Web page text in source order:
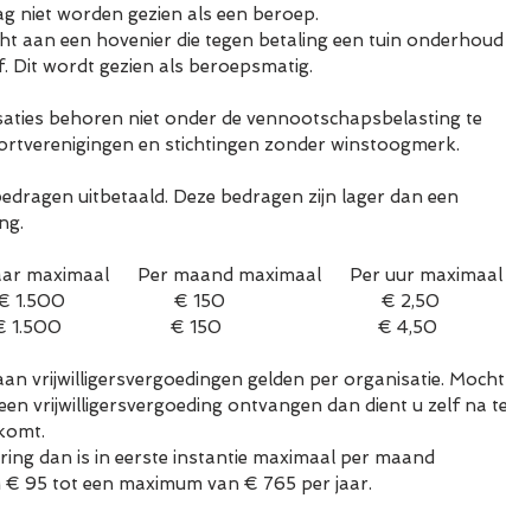
niet worden gezien als een beroep.
aan een hovenier die tegen betaling een tuin onderhoud
Dit wordt gezien als beroepsmatig.
behoren niet onder de vennootschapsbelasting te
sportverenigingen en stichtingen zonder winstoogmerk.
uitbetaald. Deze bedragen zijn lager dan een
maximaal      Per maand maximaal      Per uur maximaal
€ 150                                 € 2,50
€ 150                                 € 4,50
vrijwilligersvergoedingen gelden per organisatie.
vrijwilligersvergoeding ontvangen dan dient u zelf na te
dan is in eerste instantie maximaal per maand
€ 95 tot een maximum van € 765 per jaar.